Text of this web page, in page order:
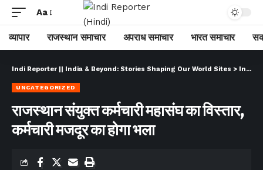
Aa
व्यापार राजस्थान समाचार अपराध समाचार भारत समाचार
Indi Reporter || India & Beyond: Stories Shaping Our World Sites > Indi Reporter (Hindi)
UNCATEGORIZED
राजस्थान संयुक्त कर्मचारी महासंघ का विस्तार,
कर्मचारी मजदूर का होगा भला